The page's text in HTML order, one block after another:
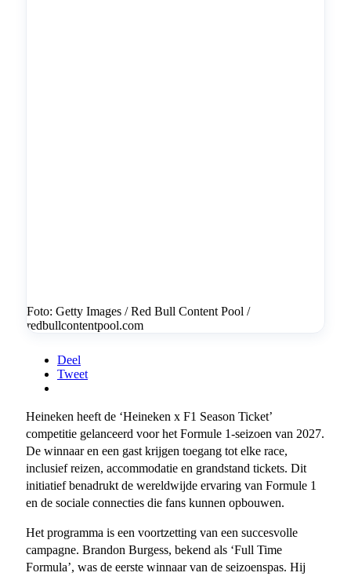
Foto: Getty Images / Red Bull Content Pool /
redbullcontentpool.com
Deel
Tweet
Heineken heeft de ‘Heineken x F1 Season Ticket’
competitie gelanceerd voor het Formule 1-seizoen van 2027.
De winnaar en een gast krijgen toegang tot elke race,
inclusief reizen, accommodatie en grandstand tickets. Dit
initiatief benadrukt de wereldwijde ervaring van Formule 1
en de sociale connecties die fans kunnen opbouwen.
Het programma is een voortzetting van een succesvolle
campagne. Brandon Burgess, bekend als ‘Full Time
Formula’, was de eerste winnaar van de seizoenspas. Hij